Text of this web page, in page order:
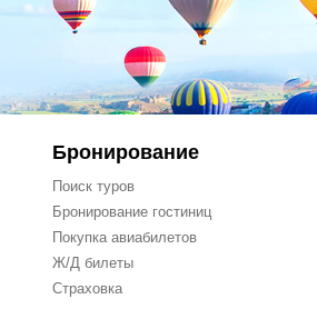
Бронирование
Поиск туров
Бронирование гостиниц
Покупка авиабилетов
Ж/Д билеты
Страховка